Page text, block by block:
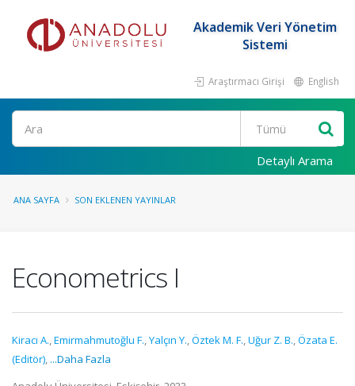
Akademik Veri Yönetim
Sistemi
Araştırmacı Girişi English
Ara
Detaylı Arama
ANA SAYFA SON EKLENEN YAYINLAR
Econometrics I
Kiracı A.,Emirmahmutoğlu F.,Yalçın Y.,Öztek M. F.,Uğur Z. B.,Özata E.
(Editör), ...Daha Fazla